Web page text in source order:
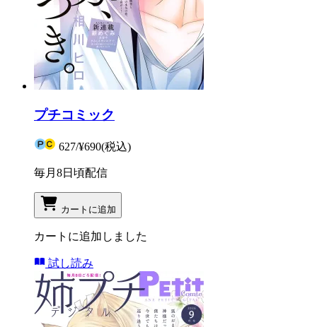
プチコミック
627/¥690(税込)
毎月8日頃配信
カートに追加
カートに追加しました
試し読み